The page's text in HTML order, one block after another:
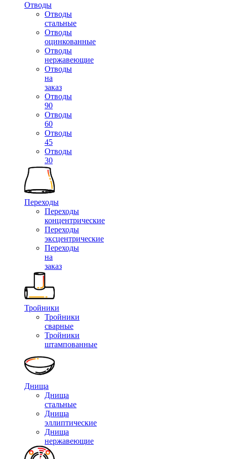
Отводы
Отводы
стальные
Отводы
оцинкованные
Отводы
нержавеющие
Отводы
на
заказ
Отводы
90
Отводы
60
Отводы
45
Отводы
30
Переходы
Переходы
концентрические
Переходы
эксцентрические
Переходы
на
заказ
Тройники
Тройники
сварные
Тройники
штампованные
Днища
Днища
стальные
Днища
эллиптические
Днища
нержавеющие